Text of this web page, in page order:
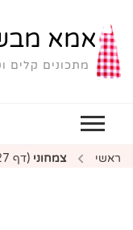
אמא
מתכונים קלים
ראשי צמחוני (דף 27(